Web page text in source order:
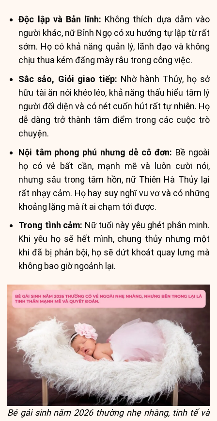
Độc lập và Bản lĩnh: Không thích dựa dẫm vào
người khác, nữ Bính Ngọ có xu hướng tự lập từ rất
sớm. Họ có khả năng quản lý, lãnh đạo và không
chịu thua kém đấng mày râu trong công việc.
Sắc sảo, Giỏi giao tiếp: Nhờ hành Thủy, họ sở
hữu tài ăn nói khéo léo, khả năng thấu hiểu tâm lý
người đối diện và có nét cuốn hút rất tự nhiên. Họ
dễ dàng trở thành tâm điểm trong các cuộc trò
chuyện.
Nội tâm phong phú nhưng dễ cô đơn: Bề ngoài
họ có vẻ bất cần, mạnh mẽ và luôn cười nói,
nhưng sâu trong tâm hồn, nữ Thiên Hà Thủy lại
rất nhạy cảm. Họ hay suy nghĩ vu vơ và có những
khoảng lặng mà ít ai chạm tới được.
Trong tình cảm: Nữ tuổi này yêu ghét phân minh.
Khi yêu họ sẽ hết mình, chung thủy nhưng một
khi đã bị phản bội, họ sẽ dứt khoát quay lưng mà
không bao giờ ngoảnh lại.
Bé gái sinh năm 2026 thường nhẹ nhàng, tinh tế và